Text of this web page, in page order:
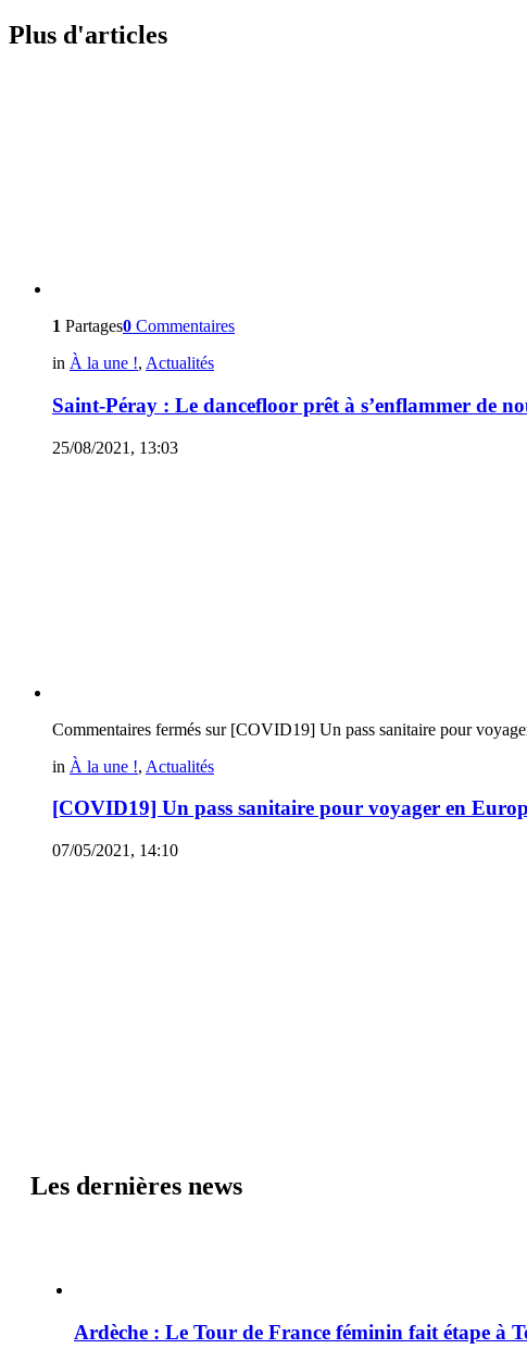
Plus d'articles
1 Partages0 Commentaires
in À la une !, Actualités
Saint-Péray : Le dancefloor prêt à s’enflammer de
25/08/2021, 13:03
Commentaires fermés sur [COVID19] Un pass sanitaire pour
in À la une !, Actualités
[COVID19] Un pass sanitaire pour voyager en
07/05/2021, 14:10
Les dernières news
Ardèche : Le Tour de France féminin fait étape à